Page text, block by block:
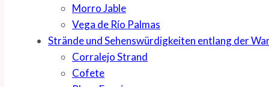
Morro Jable
Vega de Río Palmas
Strände und Sehenswürdigkeiten entlang der
Corralejo Strand
Cofete